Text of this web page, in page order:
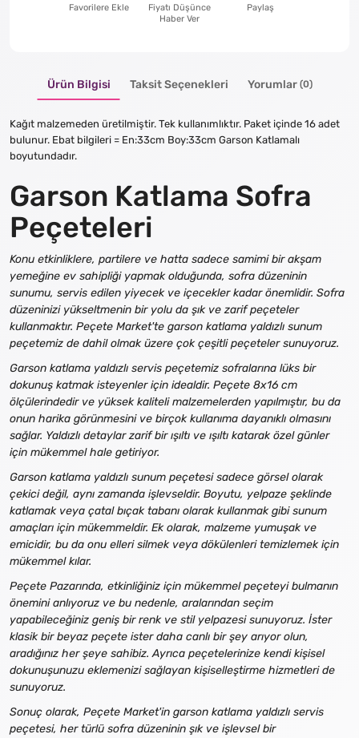
Favorilere Ekle
Fiyatı Düşünce
Haber Ver
Paylaş
Ürün Bilgisi Taksit Seçenekleri Yorumlar (0)
Kağıt malzemeden üretilmiştir. Tek kullanımlıktır. Paket içinde 16 adet
bulunur. Ebat bilgileri = En:33cm Boy:33cm Garson Katlamalı
boyutundadır.
Garson Katlama Sofra
Peçeteleri
Konu etkinliklere, partilere ve hatta sadece samimi bir akşam
yemeğine ev sahipliği yapmak olduğunda, sofra düzeninin
sunumu, servis edilen yiyecek ve içecekler kadar önemlidir. Sofra
düzeninizi yükseltmenin bir yolu da şık ve zarif peçeteler
kullanmaktır. Peçete Market'te garson katlama yaldızlı sunum
peçetemiz de dahil olmak üzere çok çeşitli peçeteler sunuyoruz.
Garson katlama yaldızlı servis peçetemiz sofralarına lüks bir
dokunuş katmak isteyenler için idealdir. Peçete 8x16 cm
ölçülerindedir ve yüksek kaliteli malzemelerden yapılmıştır, bu da
onun harika görünmesini ve birçok kullanıma dayanıklı olmasını
sağlar. Yaldızlı detaylar zarif bir ışıltı ve ışıltı katarak özel günler
için mükemmel hale getiriyor.
Garson katlama yaldızlı sunum peçetesi sadece görsel olarak
çekici değil, aynı zamanda işlevseldir. Boyutu, yelpaze şeklinde
katlamak veya çatal bıçak tabanı olarak kullanmak gibi sunum
amaçları için mükemmeldir. Ek olarak, malzeme yumuşak ve
emicidir, bu da onu elleri silmek veya dökülenleri temizlemek için
mükemmel kılar.
Peçete Pazarında, etkinliğiniz için mükemmel peçeteyi bulmanın
önemini anlıyoruz ve bu nedenle, aralarından seçim
yapabileceğiniz geniş bir renk ve stil yelpazesi sunuyoruz. İster
klasik bir beyaz peçete ister daha canlı bir şey arıyor olun,
aradığınız her şeye sahibiz. Ayrıca peçetelerinize kendi kişisel
dokunuşunuzu eklemenizi sağlayan kişiselleştirme hizmetleri de
sunuyoruz.
Sonuç olarak, Peçete Market'in garson katlama yaldızlı servis
peçetesi, her türlü sofra düzeninin şık ve işlevsel bir